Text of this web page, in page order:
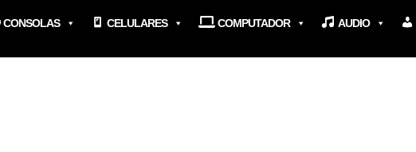
CONSOLAS CELULARES COMPUTADOR AUDIO